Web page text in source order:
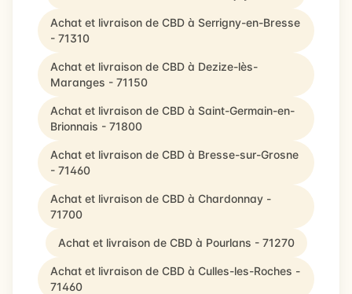
Achat et livraison de CBD à Serrigny-en-Bresse
- 71310
Achat et livraison de CBD à Dezize-lès-
Maranges - 71150
Achat et livraison de CBD à Saint-Germain-en-
Brionnais - 71800
Achat et livraison de CBD à Bresse-sur-Grosne
- 71460
Achat et livraison de CBD à Chardonnay -
71700
Achat et livraison de CBD à Pourlans - 71270
Achat et livraison de CBD à Culles-les-Roches -
71460